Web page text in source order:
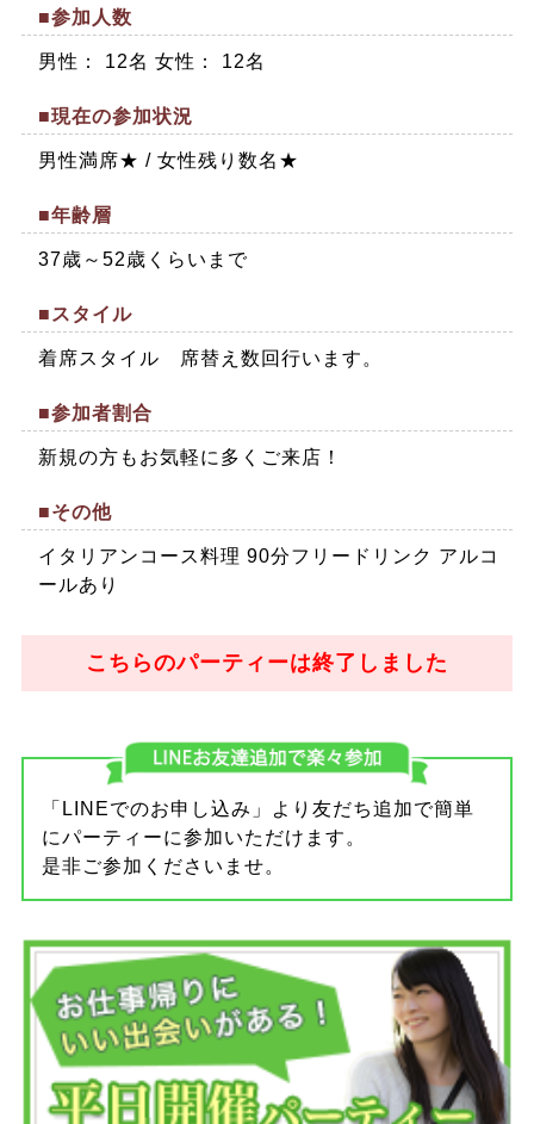
■参加人数
男性： 12名 女性： 12名
■現在の参加状況
男性満席★ / 女性残り数名★
■年齢層
37歳～52歳くらいまで
■スタイル
着席スタイル 席替え数回行います。
■参加者割合
新規の方もお気軽に多くご来店！
■その他
イタリアンコース料理 90分フリードリンク アルコ
ールあり
こちらのパーティーは終了しました
「LINEでのお申し込み」より友だち追加で簡単
にパーティーに参加いただけます。
是非ご参加くださいませ。